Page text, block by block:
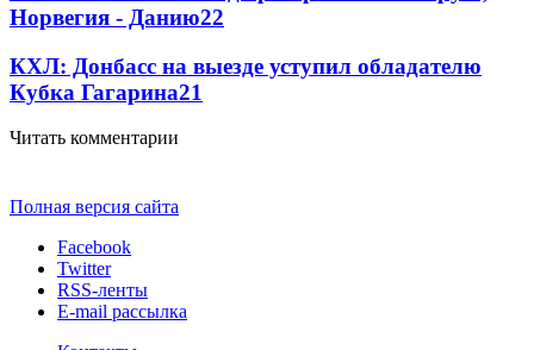
Норвегия - Данию22
КХЛ: Донбасс на выезде уступил обладателю
Кубка Гагарина21
Читать комментарии
Полная версия сайта
Facebook
Twitter
RSS-ленты
E-mail рассылка